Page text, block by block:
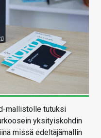
mallistolle tutuksi
yksityiskohdin
missä edeltäjämallin